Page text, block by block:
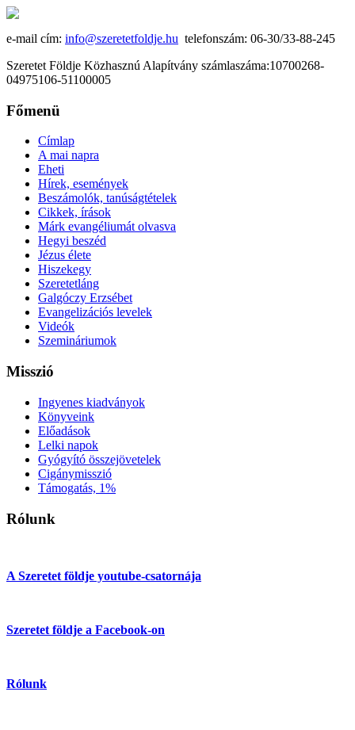
e-mail cím: info@szeretetfoldje.hu telefonszám: 06-30/33-88-245
Szeretet Földje Közhasznú Alapítvány számlaszáma:10700268-
04975106-51100005
Főmenü
Címlap
A mai napra
Eheti
Hírek, események
Beszámolók, tanúságtételek
Cikkek, írások
Márk evangéliumát olvasva
Hegyi beszéd
Jézus élete
Hiszekegy
Szeretetláng
Galgóczy Erzsébet
Evangelizációs levelek
Videók
Szemináriumok
Misszió
Ingyenes kiadványok
Könyveink
Előadások
Lelki napok
Gyógyító összejövetelek
Cigánymisszió
Támogatás, 1%
Rólunk
A Szeretet földje youtube-csatornája
Szeretet földje a Facebook-on
Rólunk